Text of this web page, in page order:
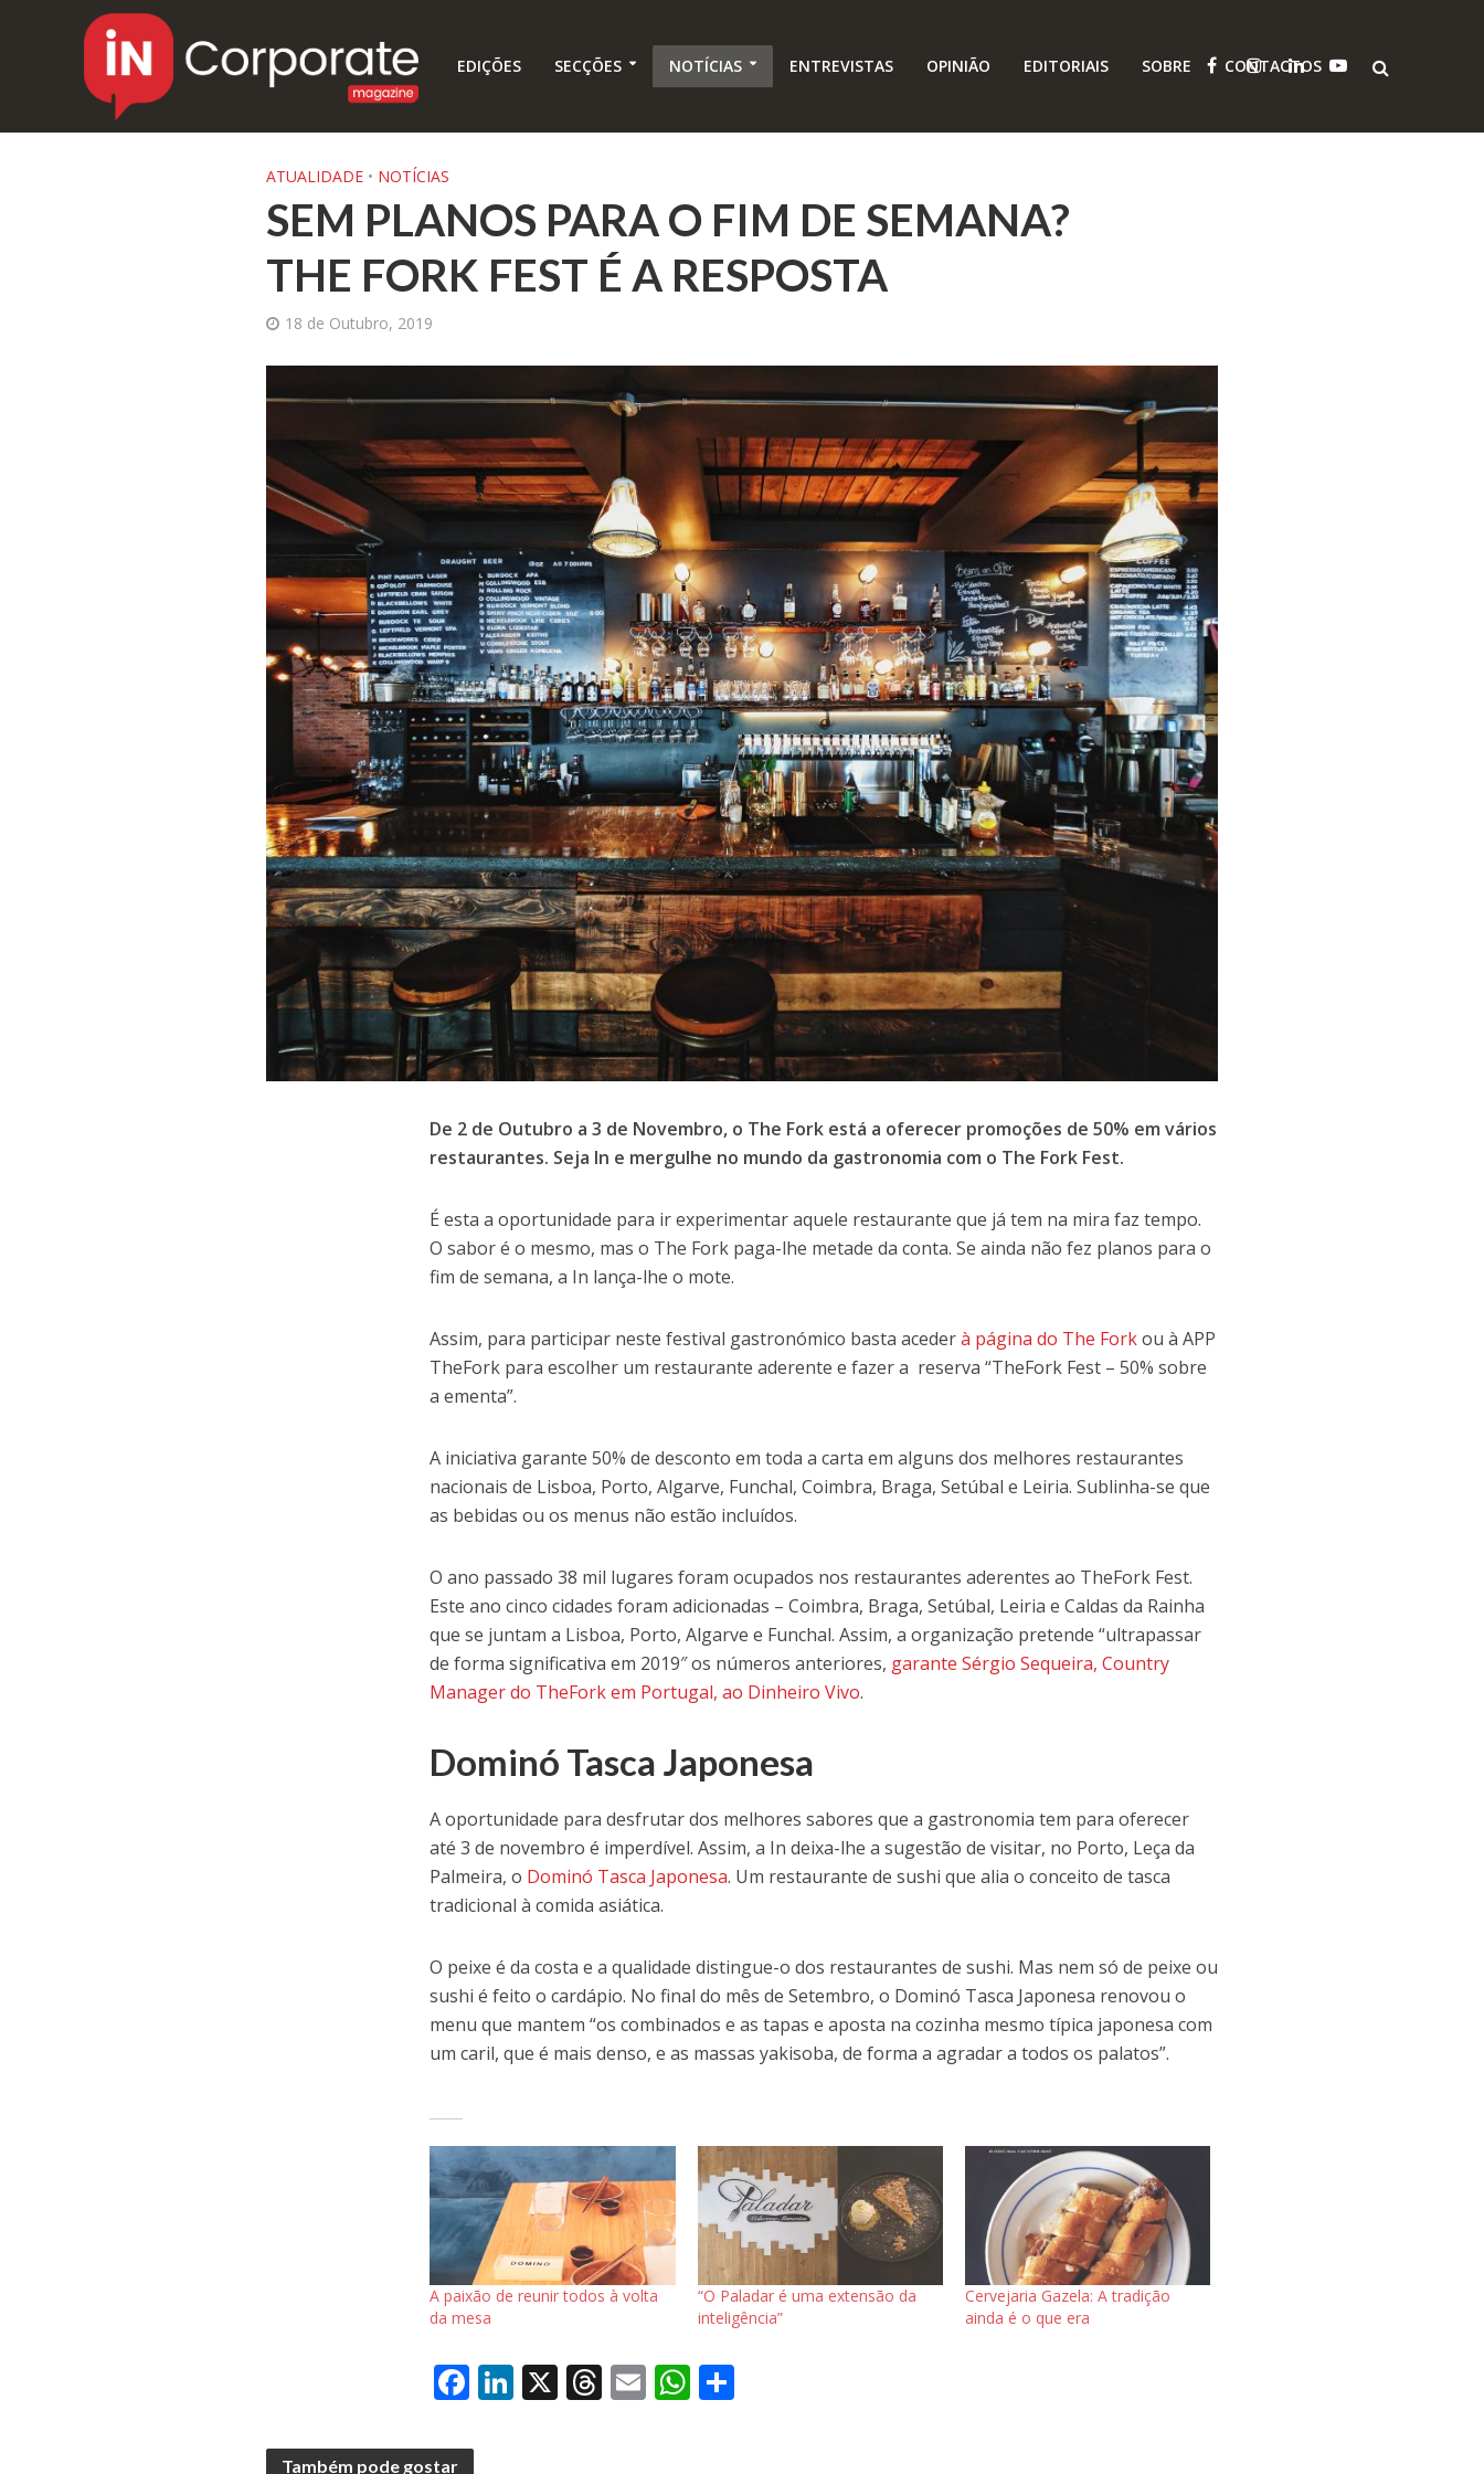
EDIÇÕES SECÇÕES NOTÍCIAS ENTREVISTAS OPINIÃO EDITORIAIS SOBRE CONTACTOS
ATUALIDADE • NOTÍCIAS
SEM PLANOS PARA O FIM DE SEMANA?
THE FORK FEST É A RESPOSTA
18 de Outubro, 2019
De 2 de Outubro a 3 de Novembro, o The Fork está a oferecer promoções de 50% em vários
restaurantes. Seja In e mergulhe no mundo da gastronomia com o The Fork Fest.
É esta a oportunidade para ir experimentar aquele restaurante que já tem na mira faz tempo.
O sabor é o mesmo, mas o The Fork paga-lhe metade da conta. Se ainda não fez planos para o
fim de semana, a In lança-lhe o mote.
Assim, para participar neste festival gastronómico basta acederà página do The Forkou à APP
TheFork para escolher um restaurante aderente e fazer a reserva “TheFork Fest – 50% sobre
a ementa”.
A iniciativa garante 50% de desconto em toda a carta em alguns dos melhores restaurantes
nacionais de Lisboa, Porto, Algarve, Funchal, Coimbra, Braga, Setúbal e Leiria. Sublinha-se que
as bebidas ou os menus não estão incluídos.
O ano passado 38 mil lugares foram ocupados nos restaurantes aderentes ao TheFork Fest.
Este ano cinco cidades foram adicionadas – Coimbra, Braga, Setúbal, Leiria e Caldas da Rainha
que se juntam a Lisboa, Porto, Algarve e Funchal. Assim, a organização pretende “ultrapassar
de forma significativa em 2019″ os números anteriores, garante Sérgio Sequeira, Country
Manager do TheFork em Portugal, ao Dinheiro Vivo.
Dominó Tasca Japonesa
A oportunidade para desfrutar dos melhores sabores que a gastronomia tem para oferecer
até 3 de novembro é imperdível. Assim, a In deixa-lhe a sugestão de visitar, no Porto, Leça da
Palmeira, o Dominó Tasca Japonesa. Um restaurante de sushi que alia o conceito de tasca
tradicional à comida asiática.
O peixe é da costa e a qualidade distingue-o dos restaurantes de sushi. Mas nem só de peixe ou
sushi é feito o cardápio. No final do mês de Setembro, o Dominó Tasca Japonesa renovou o
menu que mantem “os combinados e as tapas e aposta na cozinha mesmo típica japonesa com
um caril, que é mais denso, e as massas yakisoba, de forma a agradar a todos os palatos”.
A paixão de reunir todos à volta
da mesa
“O Paladar é uma extensão da
inteligência”
Cervejaria Gazela: A tradição
ainda é o que era
F
e
Li X T E W
Também pode gostar